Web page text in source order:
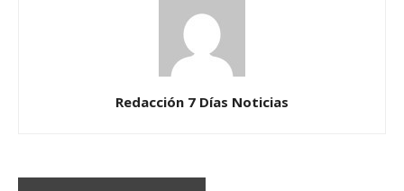
Redacción 7 Días Noticias